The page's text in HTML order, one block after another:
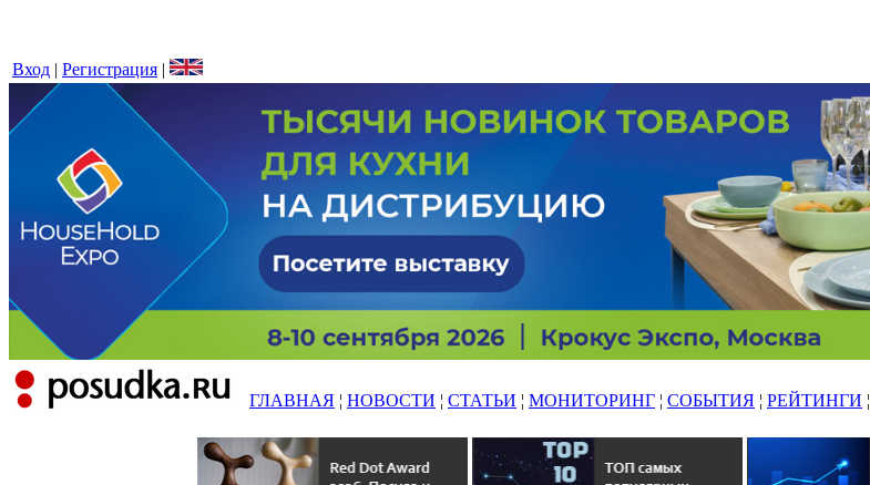
Вход | Регистрация |
ГЛАВНАЯ ¦ НОВОСТИ ¦ СТАТЬИ ¦ МОНИТОРИНГ ¦ СОБЫТИЯ ¦ РЕЙТИНГИ ¦